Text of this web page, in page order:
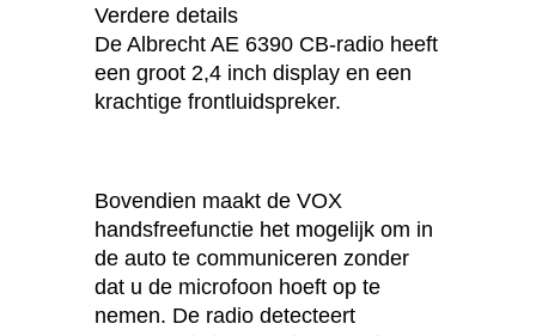
Verdere details
De Albrecht AE 6390 CB-radio heeft
een groot 2,4 inch display en een
krachtige frontluidspreker.
Bovendien maakt de VOX
handsfreefunctie het mogelijk om in
de auto te communiceren zonder
dat u de microfoon hoeft op te
nemen. De radio detecteert